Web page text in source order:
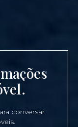
conversar